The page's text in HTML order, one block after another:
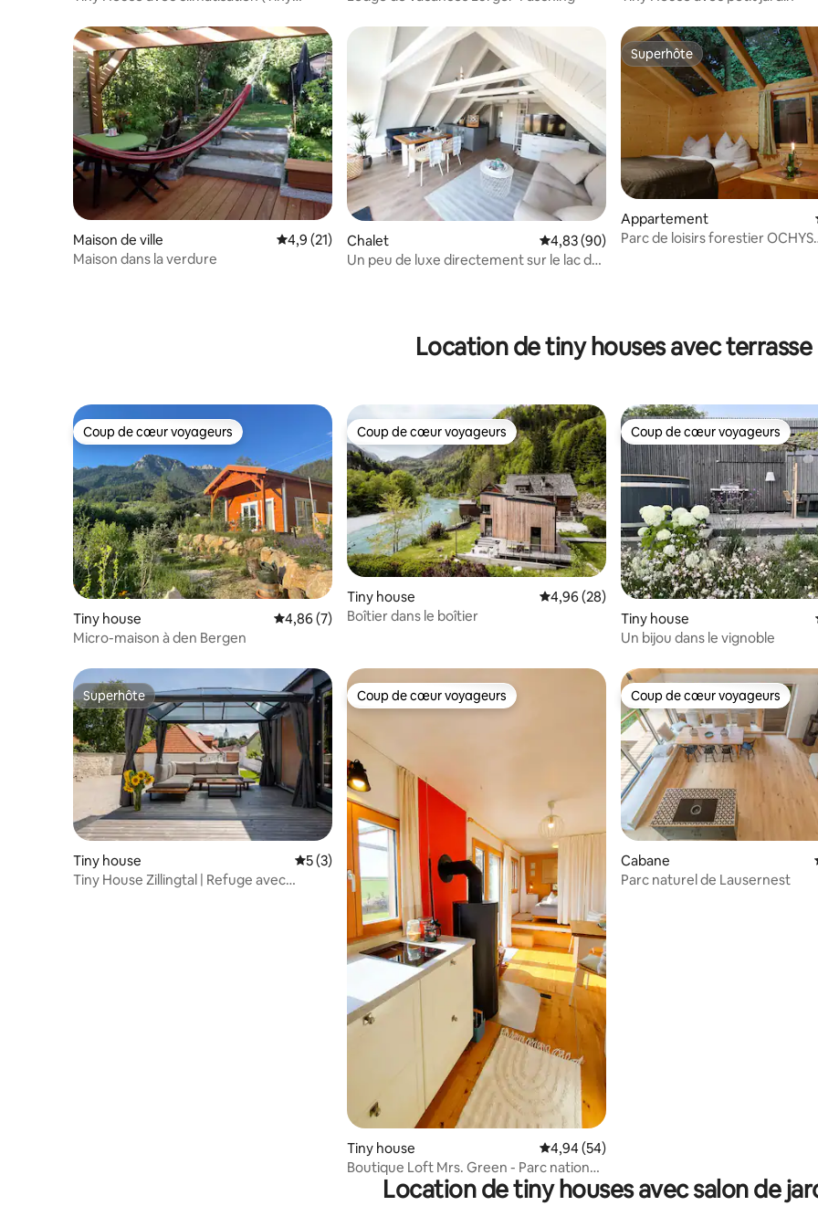
Maison de ville Évaluation moyenne sur la base de 21 commentaires : 4,9 sur 5
4,9 (21)
Maison dans la verdure
Chalet Évaluation moyenne sur la base de 90
4,83 (90)
Un peu de luxe directement sur le lac de
Superhôte
Superhôte
Appartement
Parc de loisirs forestier OCHYS
Location de tiny houses avec terrasse
Coup de cœur voyageurs
Coup de cœur voyageurs
Tiny house Évaluation moyenne sur la base de 7 commentaires : 4,86 sur 5
4,86 (7)
Micro-maison à den Bergen
Coup de cœur voyageurs
Coup de cœur voyageurs
Tiny house Évaluation moyenne sur la base de 28
4,96 (28)
Boîtier dans le boîtier
Coup de cœur voyageurs
Coup de cœur voyageurs
Tiny house
Un bijou dans le vignoble
Superhôte
Superhôte
Tiny house Évaluation moyenne sur la base de 3 commentaires : 5 sur 5
5 (3)
Tiny House Zillingtal | Refuge avec
Coup de cœur voyageurs
Coup de cœur voyageurs
Tiny house Évaluation moyenne sur la base de 54
4,94 (54)
Boutique Loft Mrs. Green - Parc national
de Thayatal
Coup de cœur voyageurs
Coup de cœur voyageurs
Cabane
Parc naturel de Lausernest
Location de tiny houses avec salon de